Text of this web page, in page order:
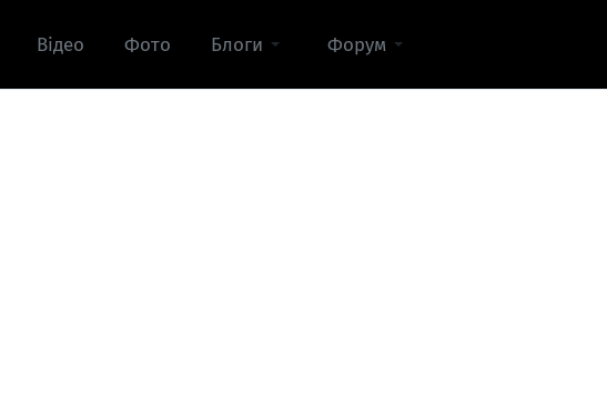
Відео Фото Блоги Форум